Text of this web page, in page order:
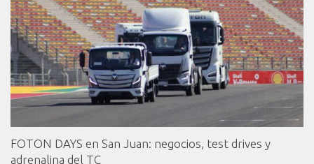
FOTON DAYS en San Juan: negocios, test drives y
adrenalina del TC